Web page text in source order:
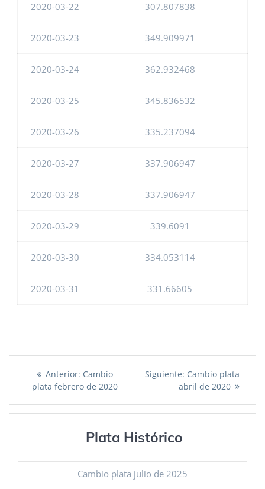
2020-03-22 307.807838
2020-03-23 349.909971
2020-03-24 362.932468
2020-03-25 345.836532
2020-03-26 335.237094
2020-03-27 337.906947
2020-03-28 337.906947
2020-03-29 339.6091
2020-03-30 334.053114
2020-03-31 331.66605
Navegación
de
entradas
Anterior: Anterior:
Cambio
plata febrero de 2020
Siguiente: Siguiente:
Cambio plata
abril de 2020
Plata Histórico
Cambio plata julio de 2025